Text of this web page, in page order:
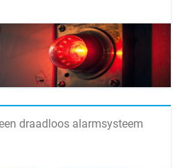
draadloos alarmsysteem